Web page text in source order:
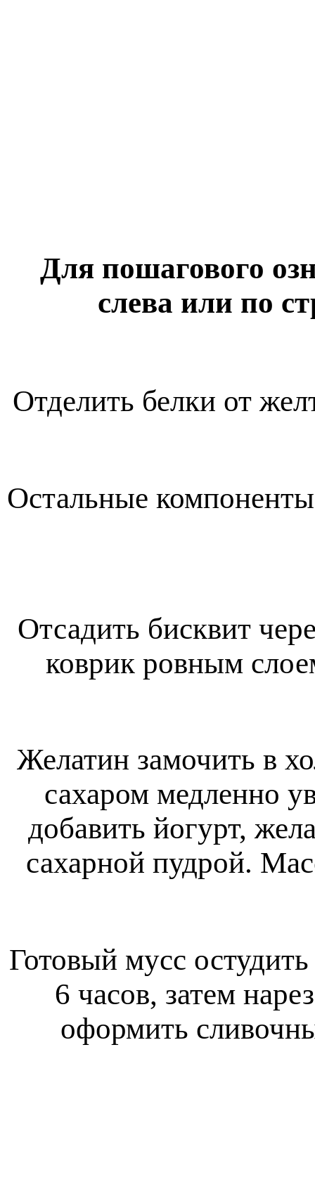
Для пошагового
слева или по
Отделить белки от
Остальные
Отсадить бисквит
коврик ровным
Желатин замочить в
сахаром медленно
добавить йогурт,
сахарной пудрой.
Готовый мусс
6 часов, затем
оформить